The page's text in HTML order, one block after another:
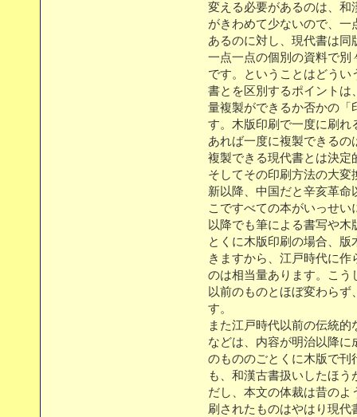
変える必要があるのは、和
がきわめて少ないので、
あるのに対し、現代書は
一点一点の個別の資料で別
です。ということはどう
書とを区別するポイントは
量複製ができるか否かの「
す。木版印刷で一度に刷れ
あれば一度に複製できる
複製できる現代書とは決定
そしてその印刷方法の大
新以降、中国だと辛亥革
こですべての本がいっせ
以降でも筆による書写や
とくに木版印刷の場合、
きますから、江戸時代に
のは相当量あります。こう
以前のものとほぼ変わら
す。
また江戸時代以前の伝統
などは、内容が明治以降
のもののごとくに木版で刊
も、和漢古書扱いしたほ
だし、本文の体裁は昔の
刷されたものはやはり現